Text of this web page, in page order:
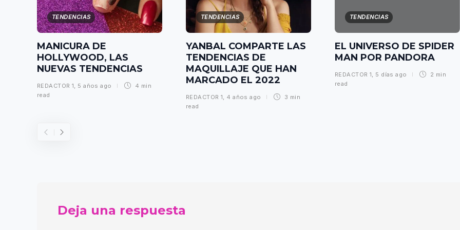
TENDENCIAS
MANICURA DE
HOLLYWOOD, LAS
NUEVAS TENDENCIAS
REDACTOR 1 5 años ago
4 min
read
TENDENCIAS
YANBAL COMPARTE LAS
TENDENCIAS DE
MAQUILLAJE QUE HAN
MARCADO EL 2022
REDACTOR 1 4 años ago
3 min
read
TENDENCIAS
EL UNIVERSO DE SPIDER
MAN POR PANDORA
REDACTOR 1 5 días ago
2 min
read
Deja una respuesta